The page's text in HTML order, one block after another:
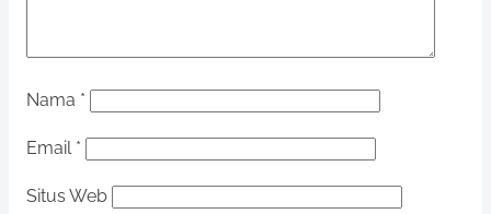
Nama *
Email *
Situs Web